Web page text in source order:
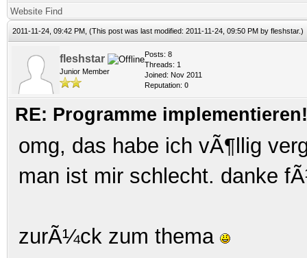
Website Find
2011-11-24, 09:42 PM, (This post was last modified: 2011-11-24, 09:50 PM by fleshstar.)
fleshstar
Junior Member
Posts: 8
Threads: 1
Joined: Nov 2011
Reputation: 0
RE: Programme
omg, das habe ich vÃ¶llig
man ist mir schlecht. danke
zurÃ¼ck zum thema